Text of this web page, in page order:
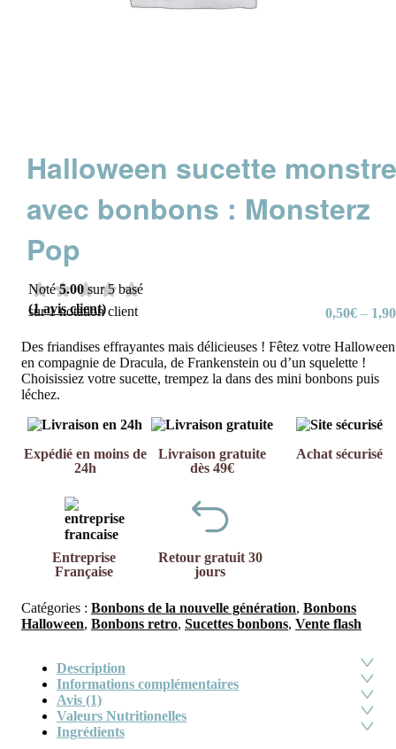
Halloween sucette
avec bonbons : Monsterz
Pop
Noté5.00 sur 5 basé
sur1notation client
(1avis client) 0,50€ – 1,90
Des friandises effrayantes mais délicieuses ! Fêtez votre Halloween
en compagnie de Dracula, de Frankenstein ou d’un squelette !
Choisissiez votre sucette, trempez la dans des mini bonbons puis
léchez.
Expédié en moins de
24h
Livraison gratuite
dès 49€
Achat sécurisé
Entreprise
Française
Retour gratuit 30
jours
Catégories : Bonbons de la nouvelle génération, Bonbons
Halloween, Bonbons retro, Sucettes bonbons, Vente flash
Description
Informations complémentaires
Avis (1)
Valeurs Nutritionelles
Ingrédients